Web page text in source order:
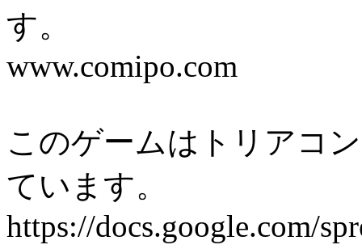
す。
www.comipo.com
このゲームはトリアコ
ています。
https://docs.google.com/